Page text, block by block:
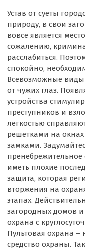
Устав от суеты
природу, в свои
вовсе является
сожалению,
расслабиться.
спокойно,
Всевозможные
от чужих глаз.
устройства
преступников и
легкостью
решетками на
замками.
иметь плохие
защита, которая
вторжения на
этапах.
загородных домов и
охрана с
Пультовая охрана –
средство охраны.